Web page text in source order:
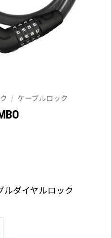
/ ケーブルロック
ダイヤルロック